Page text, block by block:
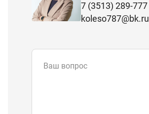
7 (3513) 289-777
koleso787@bk.ru
Ваш вопрос